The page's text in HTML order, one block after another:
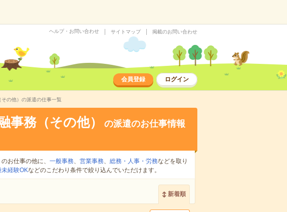
ヘルプ・お問い合わせ サイトマップ 掲載のお問い合わせ
会員登録 ログイン
の他）の派遣の仕事一覧
事務（その他）
の派遣のお仕事情報
お仕事の他に、 一般事務、 営業事務、 総務・人事・労務などを取り
未経験OKなどのこだわり条件で絞り込んでいただけます。
新着順